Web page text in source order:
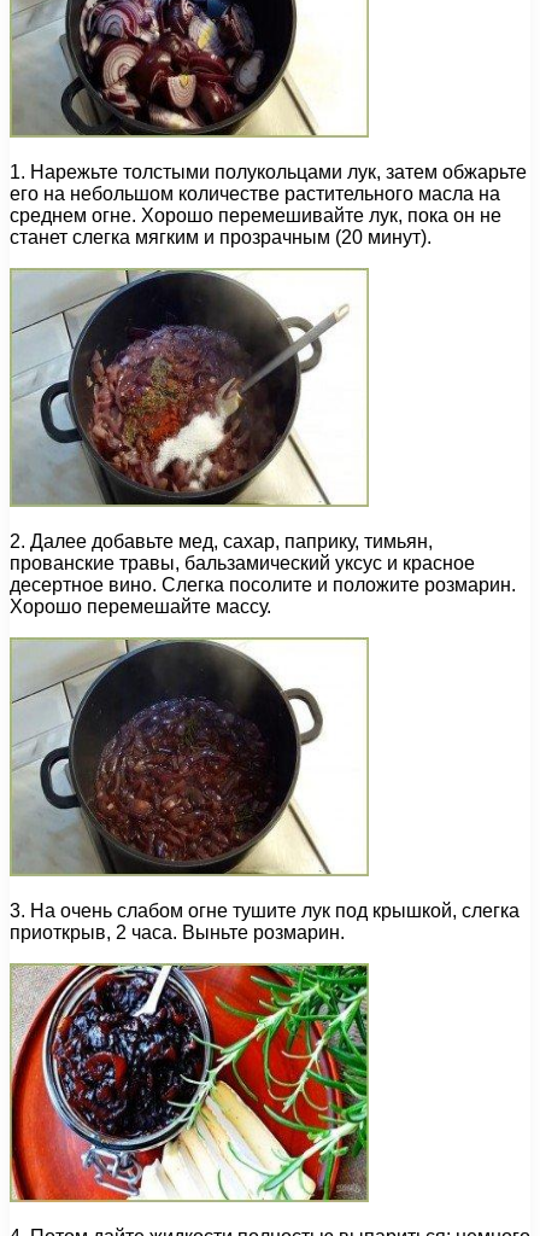
1. Нарежьте толстыми полукольцами лук, затем обжарьте
его на небольшом количестве растительного масла на
среднем огне. Хорошо перемешивайте лук, пока он не
станет слегка мягким и прозрачным (20 минут).
2. Далее добавьте мед, сахар, паприку, тимьян,
прованские травы, бальзамический уксус и красное
десертное вино. Слегка посолите и положите розмарин.
Хорошо перемешайте массу.
3. На очень слабом огне тушите лук под крышкой, слегка
приоткрыв, 2 часа. Выньте розмарин.